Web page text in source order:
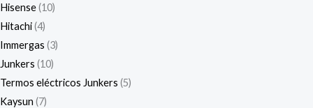
Hisense 10
Hitachi 4
Immergas 3
Junkers 10
Termos eléctricos Junkers 5
Kaysun 7